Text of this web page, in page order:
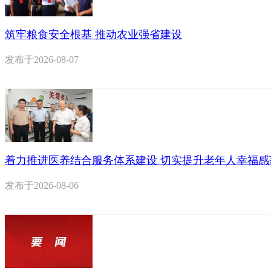
筑牢粮食安全根基 推动农业强省建设
发布于2026-08-07
着力推进医养结合服务体系建设 切实提升老年人幸福
发布于2026-08-06